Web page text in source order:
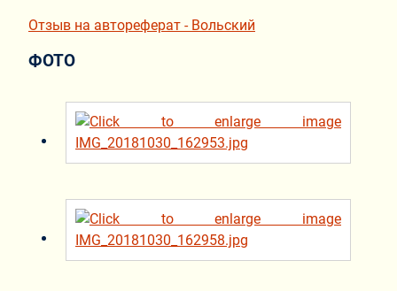
Отзыв на автореферат - Вольский
ФОТО